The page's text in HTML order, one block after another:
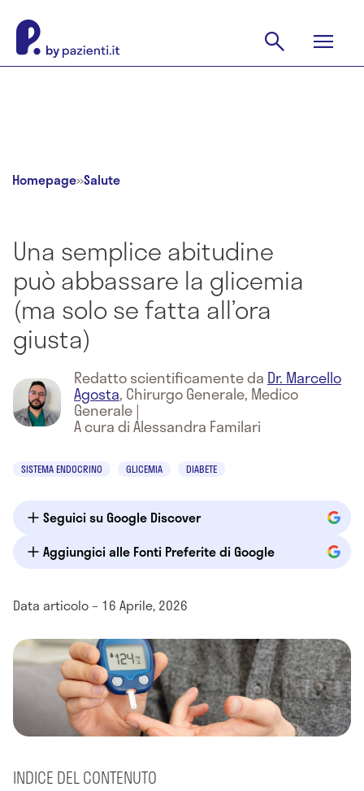
Homepage»Salute
Una semplice abitudine
può abbassare la glicemia
(ma solo se fatta all’ora
giusta)
Redatto scientificamente da Dr. Marcello
Agosta, Chirurgo Generale, Medico
Generale|
A cura di Alessandra Familari
SISTEMA ENDOCRINO GLICEMIA DIABETE
Seguici su Google Discover
Aggiungici alle Fonti Preferite di Google
Data articolo – 16 Aprile, 2026
INDICE DEL CONTENUTO